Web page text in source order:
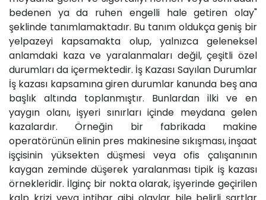
bedenen ya da ruhen engelli hale getiren olay"
şeklinde tanımlamaktadır. Bu tanım oldukça geniş bir
yelpazeyi kapsamakta olup, yalnızca geleneksel
anlamdaki kaza ve yaralanmaları değil, çeşitli özel
durumları da içermektedir. İş Kazası Sayılan Durumlar
İş kazası kapsamına giren durumlar kanunda beş ana
başlık altında toplanmıştır. Bunlardan ilki ve en
yaygın olanı, işyeri sınırları içinde meydana gelen
kazalardır. Örneğin bir fabrikada makine
operatörünün elinin pres makinesine sıkışması, inşaat
işçisinin yüksekten düşmesi veya ofis çalışanının
kaygan zeminde düşerek yaralanması tipik iş kazası
örnekleridir. İlginç bir nokta olarak, işyerinde geçirilen